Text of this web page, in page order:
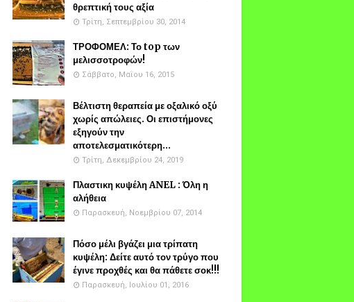
θρεπτική τους αξία
Τρίτη, Σεπτεμβρίου 30, 2014
ΤΡΟΦΟΜΕΛ: Το top των
μελισσοτροφών!
Σάββατο, Μαΐου 16, 2015
Βέλτιστη θεραπεία με οξαλικό οξύ
χωρίς απώλειες. Οι επιστήμονες
εξηγούν την
αποτελεσματικότερη...
Τρίτη, Δεκεμβρίου 24, 2019
Πλαστικη κυψέλη ANEL : Όλη η
αλήθεια
Παρασκευή, Νοεμβρίου 07, 2014
Πόσο μέλι βγάζει μια τρίπατη
κυψέλη: Δείτε αυτό τον τρύγο που
έγινε προχθές και θα πάθετε σοκ!!!
Παρασκευή, Ιουλίου 01, 2016